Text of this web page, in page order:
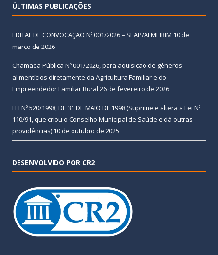
ÚLTIMAS PUBLICAÇÕES
EDITAL DE CONVOCAÇÃO Nº 001/2026 – SEAP/ALMEIRIM 10 de
março de 2026
Chamada Pública Nº 001/2026, para aquisição de gêneros
alimentícios diretamente da Agricultura Familiar e do
Empreendedor Familiar Rural 26 de fevereiro de 2026
LEI Nº 520/1998, DE 31 DE MAIO DE 1998 (Suprime e altera a Lei Nº
110/91, que criou o Conselho Municipal de Saúde e dá outras
providências) 10 de outubro de 2025
DESENVOLVIDO POR CR2